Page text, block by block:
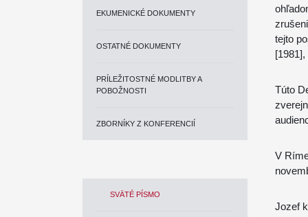
EKUMENICKÉ DOKUMENTY
OSTATNÉ DOKUMENTY
PRÍLEŽITOSTNÉ MODLITBY A
POBOŽNOSTI
ZBORNÍKY Z KONFERENCIÍ
SVÄTÉ PÍSMO
tejto
Túto
V
Jozef